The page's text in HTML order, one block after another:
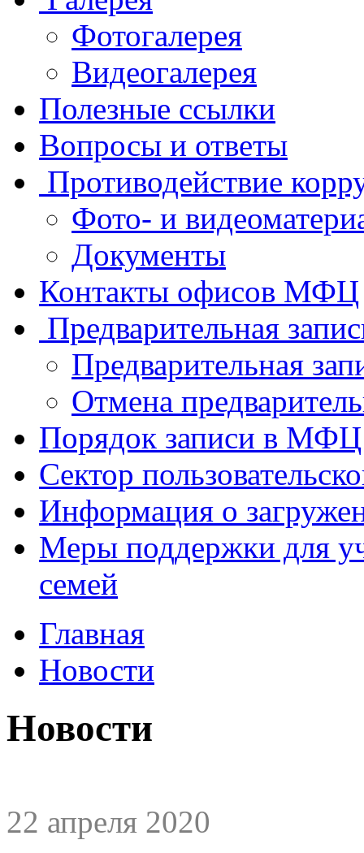
Фотогалерея
Видеогалерея
Полезные ссылки
Вопросы и ответы
Противодействие
Фото- и
Документы
Контакты офисов МФЦ
Предварительная
Предварительная
Отмена
Порядок записи в МФЦ
Сектор
Информация о
Меры поддержки для
семей
Главная
Новости
Новости
22 апреля 2020